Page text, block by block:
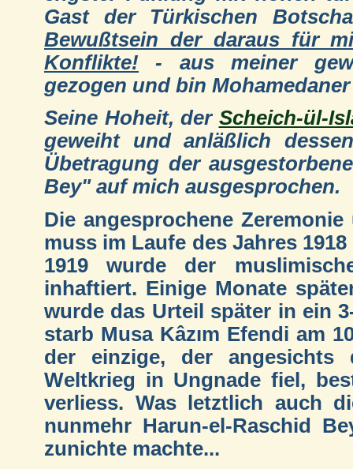
Gast der Türkischen
Bewußtsein der daraus für
Konflikte! - aus meiner
gezogen und bin
Seine Hoheit, der Scheich-ül-
geweiht und anläßlich
Übetragung der
Bey" auf mich ausgesprochen.
Die angesprochene
muss im Laufe des Jahres
1919 wurde der
inhaftiert. Einige Monate
wurde das Urteil später in ein
starb Musa Kâzım Efendi am
der einzige, der angesichts
Weltkrieg in Ungnade fiel,
verliess. Was letztlich auch
nunmehr Harun-el-Raschid
zunichte machte...